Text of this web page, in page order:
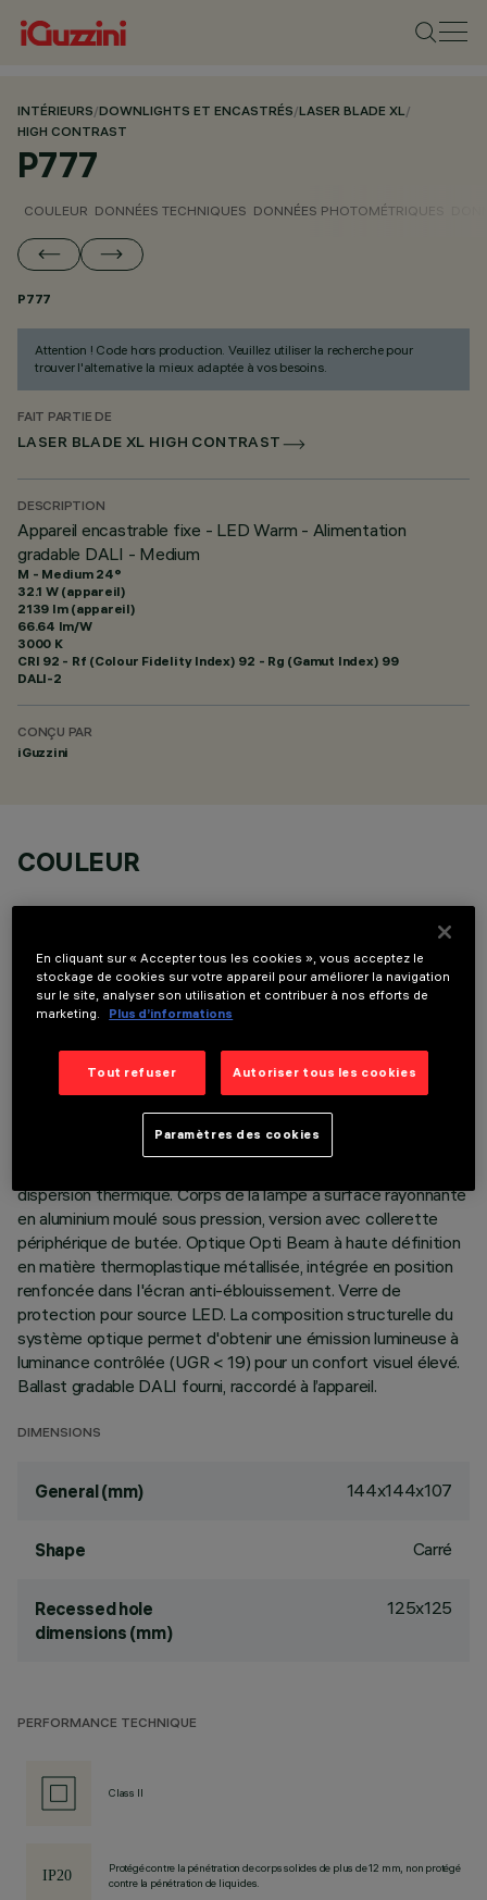
INTÉRIEURS/DOWNLIGHTS ET ENCASTRÉS/LASER BLADE XL/
HIGH CONTRAST
P777
COULEUR DONNÉES TECHNIQUES DONNÉES PHOTOMÉTRIQUES
P777
Attention ! Code hors production. Veuillez utiliser la recherche pour
trouver l'alternative la mieux adaptée à vos besoins.
FAIT PARTIE DE
LASER BLADE XL HIGH CONTRAST
DESCRIPTION
Appareil encastrable fixe - LED Warm - Alimentation
gradable DALI - Medium
M - Medium 24°
32.1 W (appareil)
2139 lm (appareil)
66.64 lm/W
3000 K
CRI 92 - Rf (Colour Fidelity Index) 92 - Rg (Gamut Index) 99
DALI-2
CONÇU PAR
iGuzzini
COULEUR
DONNÉES TECHNIQUES
DERNIÈRE MISE À JOUR: 07/08/2026
dispersion thermique. Corps de la lampe à surface rayonnante
en aluminium moulé sous pression, version avec collerette
périphérique de butée. Optique Opti Beam à haute définition
en matière thermoplastique métallisée, intégrée en position
renfoncée dans l'écran anti-éblouissement. Verre de
protection pour source LED. La composition structurelle du
système optique permet d'obtenir une émission lumineuse à
luminance contrôlée (UGR < 19) pour un confort visuel élevé.
Ballast gradable DALI fourni, raccordé à l’appareil.
DIMENSIONS
General (mm) 144x144x107
Shape Carré
Recessed hole
dimensions (mm)
125x125
PERFORMANCE TECHNIQUE
Class II
Protégé contre la pénétration de corps solides de plus de 12 mm, non protégé
contre la pénétration de liquides.
En cliquant sur « Accepter tous les cookies », vous acceptez le
stockage de cookies sur votre appareil pour améliorer la navigation
sur le site, analyser son utilisation et contribuer à nos efforts de
marketing.
Plus d’informations
Tout refuser Autoriser tous les cookies
Paramètres des cookies